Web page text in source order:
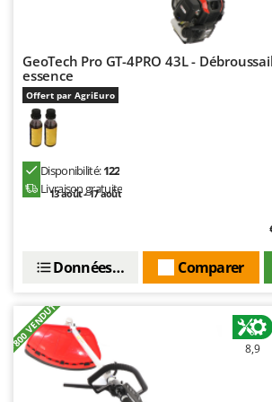
GeoTech Pro GT-4PRO 43L -
essence
Offert par AgriEuro
Disponibilité:122
Livraison gratuite
13 août - 17 août
Comparer
Données techniques
+800 VENDUTI 8,9